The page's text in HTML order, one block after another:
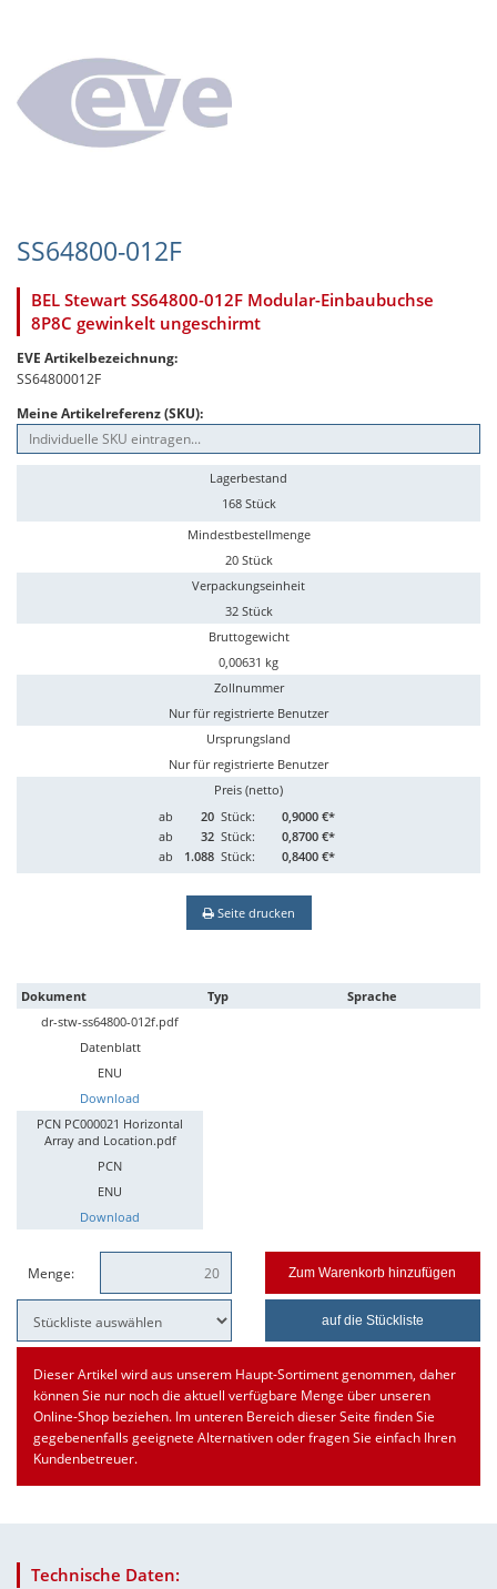
SS64800-012F
BEL Stewart SS64800-012F Modular-Einbaubuchse
8P8C gewinkelt ungeschirmt
EVE Artikelbezeichnung:
SS64800012F
Meine Artikelreferenz (SKU):
Lagerbestand
168 Stück
Mindestbestellmenge
20 Stück
Verpackungseinheit
32 Stück
Bruttogewicht
0,00631 kg
Zollnummer
Nur für registrierte Benutzer
Ursprungsland
Nur für registrierte Benutzer
Preis (netto)
ab
20 Stück:
0,9000 €*
ab
32 Stück:
0,8700 €*
ab
1.088 Stück: 0,8400 €*
Seite drucken
Dokument Typ
Sprache
dr-stw-ss64800-012f.pdf
Datenblatt
ENU
Download
PCN PC000021 Horizontal
Array and Location.pdf
PCN
ENU
Download
Menge: Zum Warenkorb hinzufügen
auf die Stückliste
Dieser Artikel wird aus unserem Haupt-Sortiment genommen, daher
können Sie nur noch die aktuell verfügbare Menge über unseren
Online-Shop beziehen. Im unteren Bereich dieser Seite finden Sie
gegebenenfalls geeignete Alternativen oder fragen Sie einfach Ihren
Kundenbetreuer.
Technische Daten: